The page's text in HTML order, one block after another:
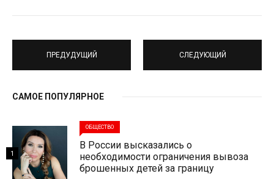
ПРЕДУДУЩИЙ СЛЕДУЮЩИЙ
САМОЕ ПОПУЛЯРНОЕ
ОБЩЕСТВО
В России высказались о
необходимости ограничения вывоза
брошенных детей за границу
1